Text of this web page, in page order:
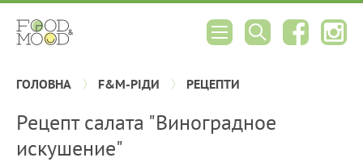
ГОЛОВНА F&M-РІДИ РЕЦЕПТИ
Рецепт салата "Виноградное
искушение"